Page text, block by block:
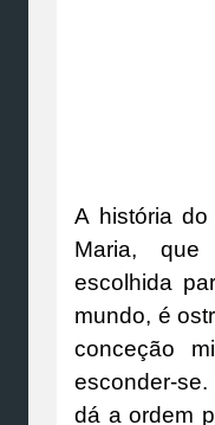
A história
Maria,
escolhida
mundo, é
conceção
esconder-
dá a ordem